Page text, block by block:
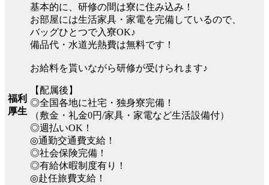
福利
厚生
基本的に、研修の間は寮に住み込み！
お部屋には生活家具・家電を完備しているので、
バッグひとつで入寮OK♪
備品代・水道光熱費は無料です！
お給料を貰いながら研修が受けられます♪
【配属後】
◎全国各地に社宅・独身寮完備！
（敷金・礼金0円/家具・家電など生活設備付）
◎週払いOK！
◎通勤交通費支給！
◎社会保険完備！
◎有給休暇制度有り！
◎赴任旅費支給！